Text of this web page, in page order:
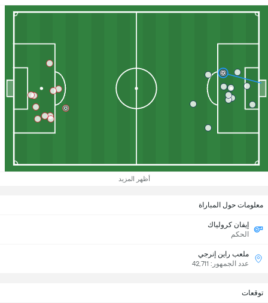
أظهر المزيد
معلومات حول المباراة
إيفان كرولياك
الحكم
ملعب راين إنرجي
عدد الجمهور: 42,711
توقعات